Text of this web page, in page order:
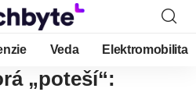
Veda Elektromobilita
„poteší“: